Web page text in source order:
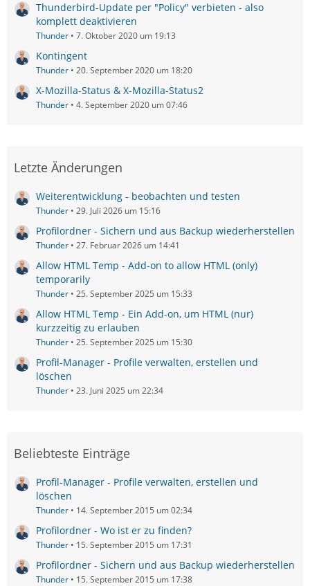
Thunderbird-Update per "Policy" verbieten - also
komplett deaktivieren
Thunder 7. Oktober 2020 um 19:13
Kontingent
Thunder 20. September 2020 um 18:20
X-Mozilla-Status & X-Mozilla-Status2
Thunder 4. September 2020 um 07:46
Letzte Änderungen
Weiterentwicklung - beobachten und testen
Thunder 29. Juli 2026 um 15:16
Profilordner - Sichern und aus Backup wiederherstellen
Thunder 27. Februar 2026 um 14:41
Allow HTML Temp - Add-on to allow HTML (only)
temporarily
Thunder 25. September 2025 um 15:33
Allow HTML Temp - Ein Add-on, um HTML (nur)
kurzzeitig zu erlauben
Thunder 25. September 2025 um 15:30
Profil-Manager - Profile verwalten, erstellen und
löschen
Thunder 23. Juni 2025 um 22:34
Beliebteste Einträge
Profil-Manager - Profile verwalten, erstellen und
löschen
Thunder 14. September 2015 um 02:34
Profilordner - Wo ist er zu finden?
Thunder 15. September 2015 um 17:31
Profilordner - Sichern und aus Backup wiederherstellen
Thunder 15. September 2015 um 17:38